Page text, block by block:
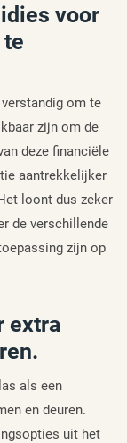
voor
om te
zijn om de
deze financiële
aantrekkelijker
loont dus zeker
de verschillende
zijn op
extra
als een
en deuren.
uit het